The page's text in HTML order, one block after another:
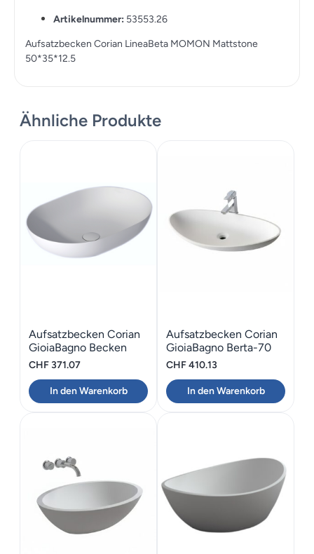
Artikelnummer: 53553.26
Aufsatzbecken Corian LineaBeta MOMON Mattstone
50*35*12.5
Ähnliche Produkte
Aufsatzbecken Corian
GioiaBagno Becken
Venus-52
CHF371.07
In den Warenkorb
Aufsatzbecken Corian
GioiaBagno Berta-70
CHF410.13
In den Warenkorb